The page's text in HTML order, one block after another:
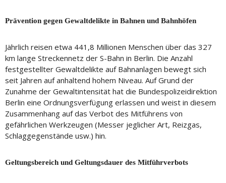
Prävention gegen Gewaltdelikte in Bahnen und Bahnhöfen
Jährlich reisen etwa 441,8 Millionen Menschen über das 327
km lange Streckennetz der S-Bahn in Berlin. Die Anzahl
festgestellter Gewaltdelikte auf Bahnanlagen bewegt sich
seit Jahren auf anhaltend hohem Niveau. Auf Grund der
Zunahme der Gewaltintensität hat die Bundespolizeidirektion
Berlin eine Ordnungsverfügung erlassen und weist in diesem
Zusammenhang auf das Verbot des Mitführens von
gefährlichen Werkzeugen (Messer jeglicher Art, Reizgas,
Schlaggegenstände usw.) hin.
Geltungsbereich und Geltungsdauer des Mitführverbots